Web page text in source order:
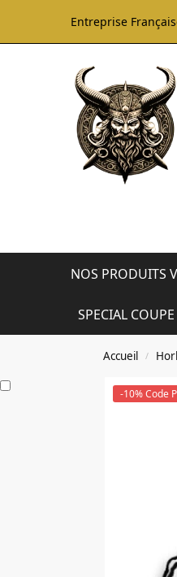
Entreprise
NOS PRODUITS
SPECIAL
Accueil /
-10% Code